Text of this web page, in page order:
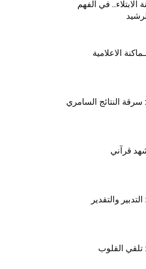
في الفهم
الاعلامية
النتائج السامري
قرآني